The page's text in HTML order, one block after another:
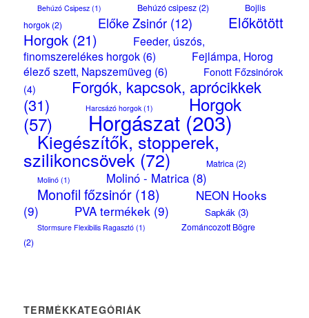
Behúzó Csipesz(1) Behúzó csipesz(2)
Bojlis
horgok(2) Előke Zsinór(12)
Előkötött
Horgok(21)
Feeder, úszós,
finomszerelékes horgok(6)
Fejlámpa, Horog
élező szett, Napszemüveg (6)
Fonott Főzsinórok
(4)
Forgók, kapcsok, aprócikkek
(31)
Harcsázó horgok(1)
Horgok
(57)
Horgászat(203)
Kiegészítők, stopperek,
szilikoncsövek (72) Matrica (2)
Molinó(1) Molinó - Matrica(8)
Monofil főzsinór(18)
NEON Hooks
(9)
PVA termékek (9) Sapkák (3)
Stormsure Flexibilis Ragasztó(1)
Zománcozott Bögre
(2)
TERMÉKKATEGÓRIÁK